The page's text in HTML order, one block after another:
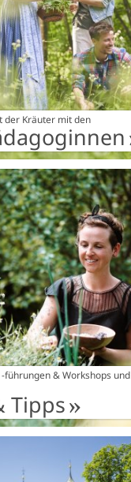
der Kräuter mit den
führungen & Workshops und
Tipps